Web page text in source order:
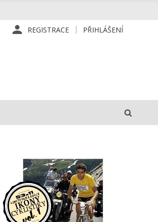
REGISTRACE PŘIHLÁŠENÍ